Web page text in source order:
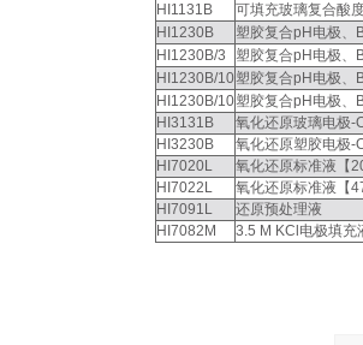
HI1131B
可填充玻璃复合酸
HI1230B
塑胶复合pH电极
HI1230B/3
塑胶复合pH电极、
HI1230B/10塑胶复合pH电极
HI1230B/10塑胶复合pH电极、
HI3131B
氧化还原玻璃电极-
HI3230B
氧化还原塑胶电极-
HI7020L
氧化还原标准液【
HI7022L
氧化还原标准液【
HI7091L
还原预处理液
HI7082M
3.5 M KCl电极填充